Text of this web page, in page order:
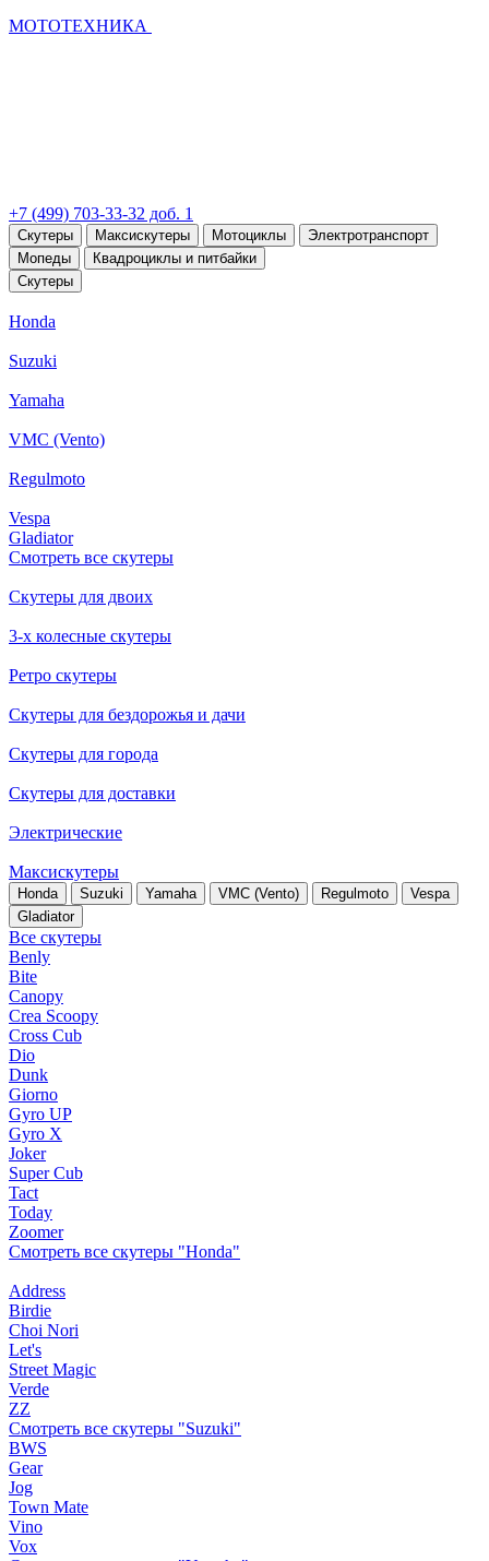
МОТОТЕХНИКА
+7 (499) 703-33-32 доб. 1
Скутеры Максискутеры Мотоциклы
Электротранспорт
Мопеды
Квадроциклы и питбайки
Скутеры
Honda
Suzuki
Yamaha
VMC (Vento)
Regulmoto
Vespa
Gladiator
Смотреть все скутеры
Скутеры для двоих
3-х колесные скутеры
Ретро скутеры
Скутеры для бездорожья и дачи
Скутеры для города
Скутеры для доставки
Электрические
Максискутеры
Honda Suzuki Yamaha VMC (Vento) Regulmoto
Vespa
Gladiator
Все скутеры
Benly
Bite
Canopy
Crea Scoopy
Cross Cub
Dio
Dunk
Giorno
Gyro UP
Gyro X
Joker
Super Cub
Tact
Today
Zoomer
Смотреть все скутеры "Honda"
Address
Birdie
Choi Nori
Let's
Street Magic
Verde
ZZ
Смотреть все скутеры "Suzuki"
BWS
Gear
Jog
Town Mate
Vino
Vox